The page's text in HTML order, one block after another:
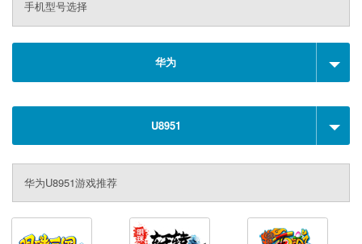
手机型号选择
华为
U8951
华为U8951游戏推荐